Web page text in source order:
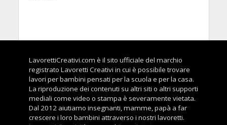
LavorettiCreativi.com è il sito ufficiale del marchio
registrato Lavoretti Creativi in cui è possibile trovare
lavori per bambini pensati per la scuola e per la casa.
La riproduzione dei contenuti su altri siti o altri supporti
mediali come video o stampa è severamente vietata.
Dal 2012 aiutiamo insegnanti, mamme, papà a far
crescere i loro bambini attraverso i nostri lavoretti.